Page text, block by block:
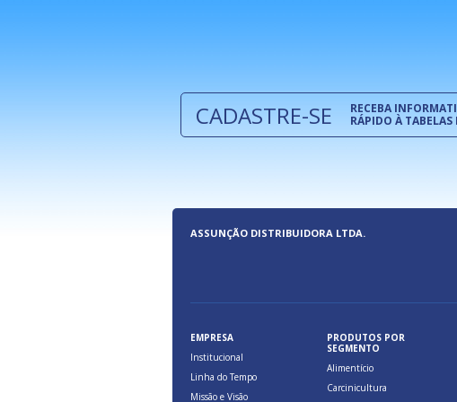
CADASTRE-SE
RECEBA
RÁPIDO À
ASSUNÇÃO DISTRIBUIDORA LTDA.
EMPRESA
Institucional
Linha do Tempo
Missão e Visão
PRODUTOS POR
SEGMENTO
Alimentício
Carcinicultura